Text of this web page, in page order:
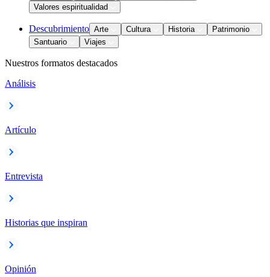
Valores espiritualidad
Descubrimiento Arte Cultura Historia
Patrimonio
Santuario
Viajes
Nuestros formatos destacados
Análisis
Artículo
Entrevista
Historias que inspiran
Opinión